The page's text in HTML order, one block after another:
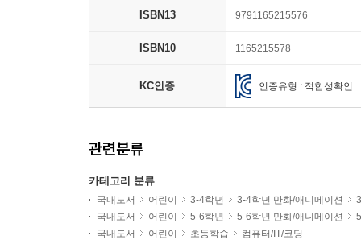
ISBN13 9791165215576
ISBN10 1165215578
KC인증 인증유형 : 적합성확인
관련분류
카테고리 분류
국내도서 어린이 3-4학년 3-4학년 만화/애니메이션
국내도서
어린이 5-6학년 5-6학년 만화/애니메이션
국내도서
어린이 초등학습
컴퓨터/IT/코딩